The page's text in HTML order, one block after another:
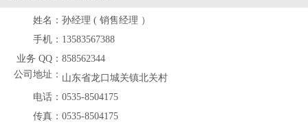
姓名： 孙经理 ( 销售经理 ）
手机： 13583567388
业务 QQ： 858562344
公司地址： 山东省龙口城关镇北关村
电话： 0535-8504175
传真： 0535-8504175